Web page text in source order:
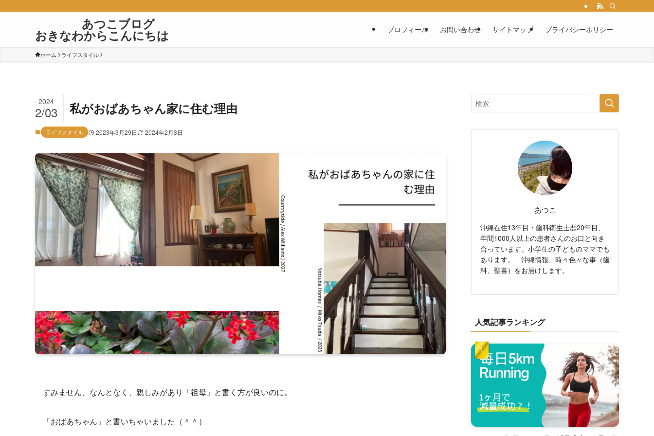
あつこブログ
おきなわからこんにちは プロフィール お問い合わせ サイトマップ プライバシーポリシー
ホーム ライフスタイル
私がおばあちゃん家に住む理由
2024
2/03
ライフスタイル 2023年3月29日 2024年2月3日
すみません、なんとなく、親しみがあり「祖母」と書く方が良いのに。
「おばあちゃん」と書いちゃいました（＾＾）
あつこ
沖縄在住13年目・歯科衛生士歴20年目、
年間1000人以上の患者さんのお口と向き
合っています。小学生の子どものママでも
あります。 沖縄情報、時々色々な事（歯
科、聖書）をお届けします。
人気記事ランキング